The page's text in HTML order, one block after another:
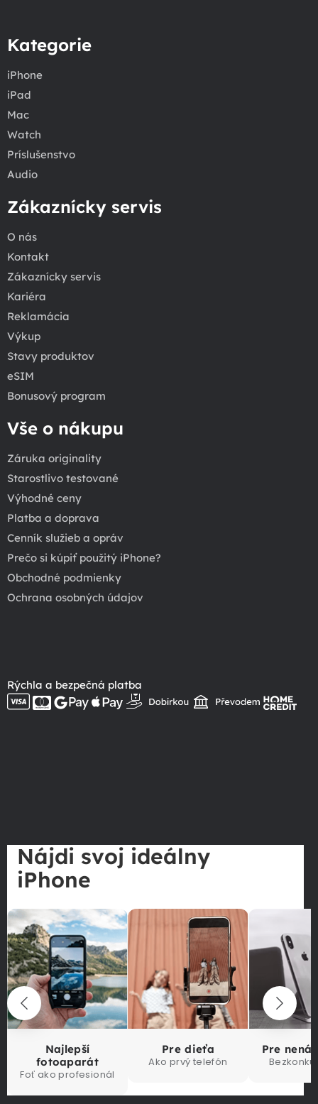
Kategorie
iPhone
iPad
Mac
Watch
Príslušenstvo
Audio
Zákaznícky servis
O nás
Kontakt
Zákaznícky servis
Kariéra
Reklamácia
Výkup
Stavy produktov
eSIM
Bonusový program
Vše o nákupu
Záruka originality
Starostlivo testované
Výhodné ceny
Platba a doprava
Cenník služieb a opráv
Prečo si kúpiť použitý iPhone?
Obchodné podmienky
Ochrana osobných údajov
Rýchla a bezpečná platba
Nájdi svoj ideálny
iPhone
Najlepší
fotoaparát
Foť ako profesionál
Pre dieťa
Ako prvý telefón
Pre